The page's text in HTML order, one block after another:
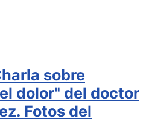
sobre
dolor" del doctor
Fotos del